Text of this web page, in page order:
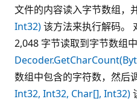
文件的内容读入字节数组，
Int32)该方法来执行解码。
2,048 字节读取到字节数组
数组中包含的字符数，然后
Int32, Int32, Char[], Int32)